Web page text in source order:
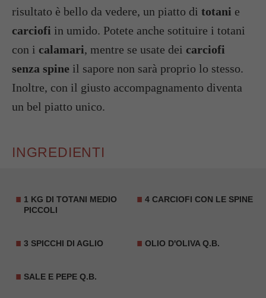
risultato è bello da vedere, un piatto di totani e
carciofi in umido. Potete anche sotituire i totani
con i calamari, mentre se usate dei carciofi
senza spine il sapore non sarà proprio lo stesso.
Inoltre, con il giusto accompagnamento diventa
un bel piatto unico.
INGREDIENTI
1 KG DI TOTANI MEDIO
PICCOLI
4 CARCIOFI CON LE SPINE
3 SPICCHI DI AGLIO OLIO D'OLIVA Q.B.
SALE E PEPE Q.B.